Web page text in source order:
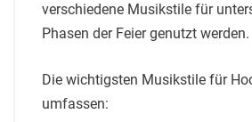
verschiedene Musikstile für
Phasen der Feier genutzt werden.
Die wichtigsten Musikstile für
umfassen: